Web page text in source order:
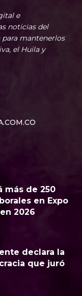
e
noticias del
mantenerlos
el Huila y
más de 250
en Expo
2026
declara la
que juró